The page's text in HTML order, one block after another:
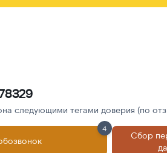
следующими тегами доверия (по
4
Сбор